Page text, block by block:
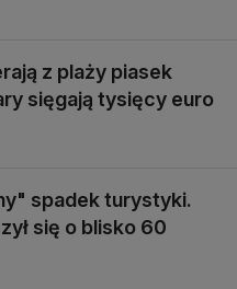
z plaży piasek
sięgają tysięcy euro
spadek turystyki.
się o blisko 60